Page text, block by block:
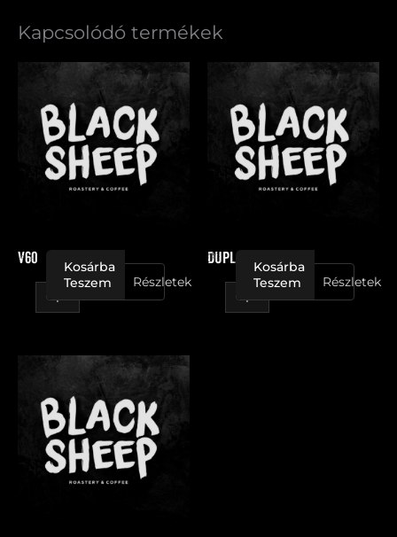
Kapcsolódó termékek
V60
Részletek
V60
mennyiség
Kosárba
Teszem
Dupla Espresso
Részletek
Dupla
Espresso
mennyiség
Kosárba
Teszem
Dupla
Latte
mennyiség